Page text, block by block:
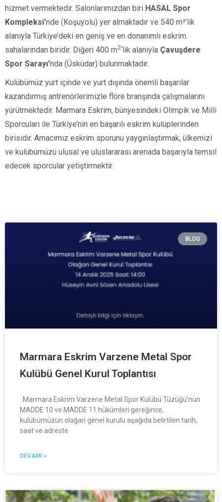
hizmet vermektedir. Salonlarımızdan biri HASAL Spor
Kompleksi’nde (Koşuyolu) yer almaktadır ve 540 m²’lik
alanıyla Türkiye’deki en geniş ve en donanımlı eskrim
sahalarından biridir. Diğeri 400 m2‘lik alanıyla Çavuşdere
Spor Sarayı’nda (Üsküdar) bulunmaktadır.
Kulübümüz yurt içinde ve yurt dışında önemli başarılar
kazandırmış antrenörlerimizle flöre branşında çalışmalarını
yürütmektedir. Marmara Eskrim, bünyesindeki Olimpik ve Milli
Sporcuları ile Türkiye’nin en başarılı eskrim kulüplerinden
birisidir. Amacımız eskrim sporunu yaygınlaştırmak, ülkemizi
ve kulübümüzü ulusal ve uluslararası arenada başarıyla temsil
edecek sporcular yetiştirmektir.
BLOG
Marmara Eskrim Varzene Metal Spor
Kulübü Genel Kurul Toplantısı
Marmara Eskrim Varzene Metal Spor Kulübü Tüzüğü’nün
MADDE 10 ve MADDE 11 hükümleri gereğince,
kulübümüzün olağan genel kurulu aşağıda belirtilen tarih,
saat ve adreste
DEVAMI »